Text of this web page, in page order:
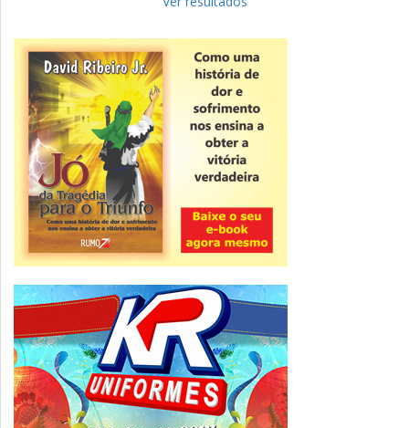
Novidade
CNPJ alfanumérico começa a ser emitido
nesta sexta
ver todas »